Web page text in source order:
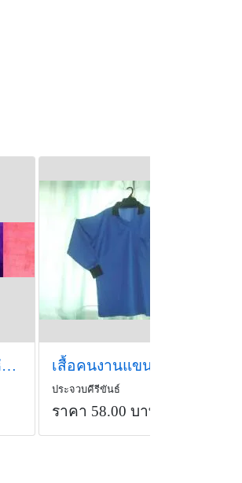
จำหน่าย ปลีก-ส่ง ผ้าห่มเล็ก เสื้อคนงานแขนยาว
ประจวบคีรีขันธ์
ราคา 58.00 บาท